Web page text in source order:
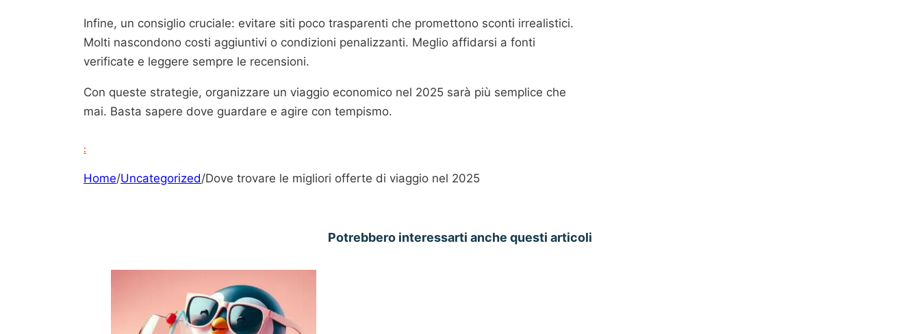
Infine, un consiglio cruciale: evitare siti poco trasparenti che promettono sconti irrealistici.
Molti nascondono costi aggiuntivi o condizioni penalizzanti. Meglio affidarsi a fonti
verificate e leggere sempre le recensioni.
Con queste strategie, organizzare un viaggio economico nel 2025 sarà più semplice che
mai. Basta sapere dove guardare e agire con tempismo.
:
Home/Uncategorized/Dove trovare le migliori offerte di viaggio nel 2025
Potrebbero interessarti anche questi articoli